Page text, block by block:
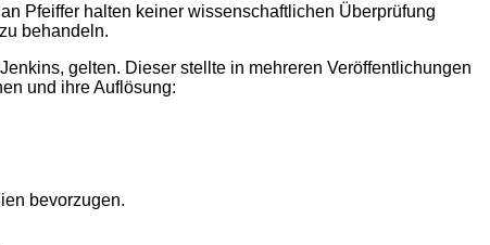
Pfeiffer halten keiner wissenschaftlichen Überprüfung
behandeln.
gelten. Dieser stellte in mehreren Veröffentlichungen
und ihre Auflösung:
bevorzugen.